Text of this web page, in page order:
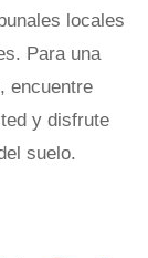
locales
Para una
encuentre
y disfrute
suelo.